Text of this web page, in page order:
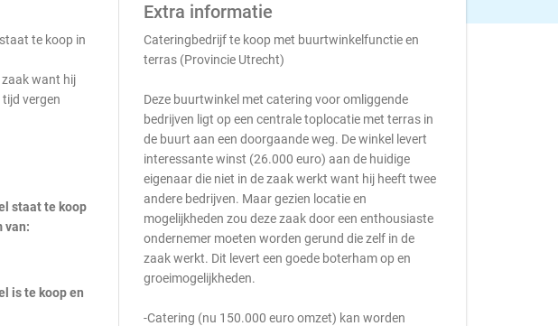
te koop in
want hij
vergen
staat te koop
van:
is te koop en
Extra informatie
Cateringbedrijf te koop met buurtwinkelfunctie en
terras (Provincie Utrecht)
Deze buurtwinkel met catering voor omliggende
bedrijven ligt op een centrale toplocatie met terras in
de buurt aan een doorgaande weg. De winkel levert
interessante winst (26.000 euro) aan de huidige
eigenaar die niet in de zaak werkt want hij heeft twee
andere bedrijven. Maar gezien locatie en
mogelijkheden zou deze zaak door een enthousiaste
ondernemer moeten worden gerund die zelf in de
zaak werkt. Dit levert een goede boterham op en
groeimogelijkheden.
-Catering (nu 150.000 euro omzet) kan worden